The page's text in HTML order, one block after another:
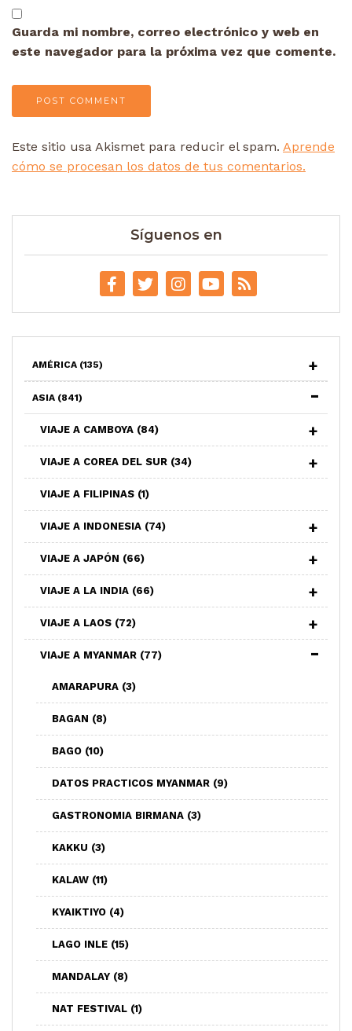
Guarda mi nombre, correo electrónico y web en
este navegador para la próxima vez que comente.
Este sitio usa Akismet para reducir el spam. Aprende
cómo se procesan los datos de tus comentarios.
Síguenos en
AMÉRICA (135)
ASIA (841)
VIAJE A CAMBOYA (84)
VIAJE A COREA DEL SUR (34)
VIAJE A FILIPINAS (1)
VIAJE A INDONESIA (74)
VIAJE A JAPÓN (66)
VIAJE A LA INDIA (66)
VIAJE A LAOS (72)
VIAJE A MYANMAR (77)
AMARAPURA (3)
BAGAN (8)
BAGO (10)
DATOS PRACTICOS MYANMAR (9)
GASTRONOMIA BIRMANA (3)
KAKKU (3)
KALAW (11)
KYAIKTIYO (4)
LAGO INLE (15)
MANDALAY (8)
NAT FESTIVAL (1)